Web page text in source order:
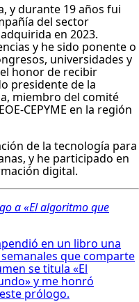
y durante 19 años fui
del sector
en 2023.
y he sido ponente o
universidades y
honor de recibir
presidente de la
miembro del comité
CEPYME en la región
de la tecnología para
y he participado en
digital.
a «El algoritmo que
en un libro una
que comparte
se titula «El
y me honró
prólogo.